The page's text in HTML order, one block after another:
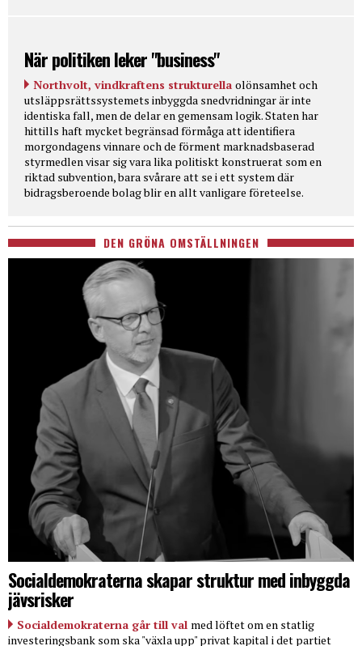
När politiken leker "business"
Northvolt, vindkraftens strukturella olönsamhet och
utsläppsrättssystemets inbyggda snedvridningar är inte
identiska fall, men de delar en gemensam logik. Staten har
hittills haft mycket begränsad förmåga att identifiera
morgondagens vinnare och de förment marknadsbaserad
styrmedlen visar sig vara lika politiskt konstruerat som en
riktad subvention, bara svårare att se i ett system där
bidragsberoende bolag blir en allt vanligare företeelse.
DEN GRÖNA OMSTÄLLNINGEN
Socialdemokraterna skapar struktur med inbyggda
jävsrisker
Socialdemokraterna går till val med löftet om en statlig
investeringsbank som ska "växla upp" privat kapital i det partiet